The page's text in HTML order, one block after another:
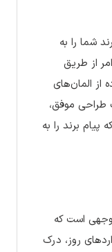
شما را به
از طریق
از المان‌های
طراحی موفق،
پیام برند را به
است که
روز، درک